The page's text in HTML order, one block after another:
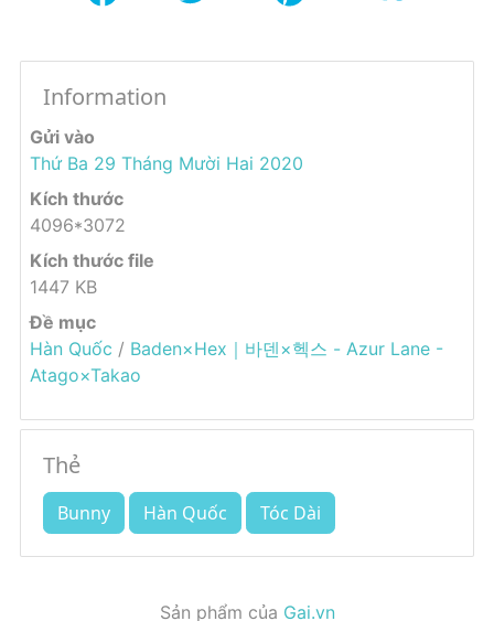
Information
Gửi vào
Thứ Ba 29 Tháng Mười Hai 2020
Kích thước
4096*3072
Kích thước file
1447 KB
Đề mục
Hàn Quốc / Baden×Hex｜바덴×헥스 - Azur Lane -
Atago×Takao
Thẻ
Bunny Hàn Quốc Tóc Dài
Sản phẩm của Gai.vn